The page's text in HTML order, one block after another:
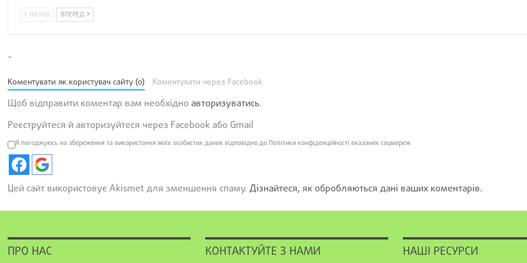
НАЗАД ВПЕРЕД
-
Коментувати як користувач сайту (0) Коментувати через Facebook
Щоб відправити коментар вам необхідно авторизуватись.
Реєструйтеся й авторизуйтеся через Facebook або Gmail
Я погоджуюсь на збереження та використання моїх особистих даних відповідно до Політики конфіденційності вказаних соцмереж
Цей сайт використовує Akismet для зменшення спаму. Дізнайтеся, як обробляються дані ваших коментарів.
ПРО НАС КОНТАКТУЙТЕ З НАМИ НАШІ РЕСУРСИ